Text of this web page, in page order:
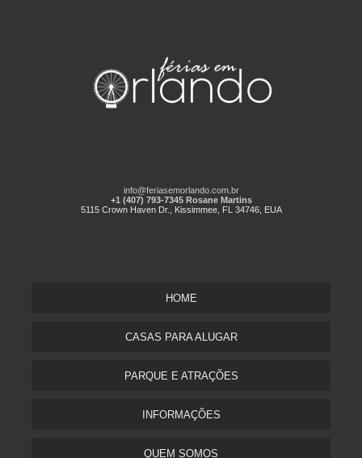
info@feriasemorlando.com.br
+1 (407) 793-7345 Rosane Martins
5115 Crown Haven Dr., Kissimmee, FL 34746, EUA
HOME
CASAS PARA ALUGAR
PARQUE E ATRAÇÕES
INFORMAÇÕES
QUEM SOMOS